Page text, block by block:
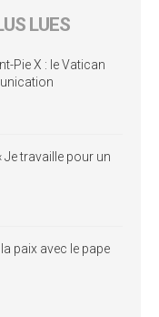
LUES
Pie X : le Vatican
Je travaille pour un
paix avec le pape